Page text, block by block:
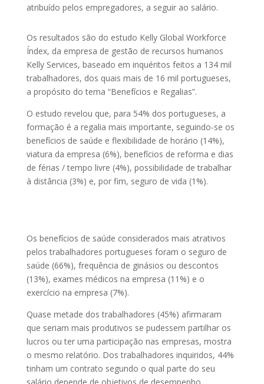
atribuído pelos empregadores, a seguir ao salário.
Os resultados são do estudo Kelly Global Workforce
Índex, da empresa de gestão de recursos humanos
Kelly Services, baseado em inquéritos feitos a 134 mil
trabalhadores, dos quais mais de 16 mil portugueses,
a propósito do tema “Benefícios e Regalias”.
O estudo revelou que, para 54% dos portugueses, a
formação é a regalia mais importante, seguindo-se os
benefícios de saúde e flexibilidade de horário (14%),
viatura da empresa (6%), benefícios de reforma e dias
de férias / tempo livre (4%), possibilidade de trabalhar
à distância (3%) e, por fim, seguro de vida (1%).
Os benefícios de saúde considerados mais atrativos
pelos trabalhadores portugueses foram o seguro de
saúde (66%), frequência de ginásios ou descontos
(13%), exames médicos na empresa (11%) e o
exercício na empresa (7%).
Quase metade dos trabalhadores (45%) afirmaram
que seriam mais produtivos se pudessem partilhar os
lucros ou ter uma participação nas empresas, mostra
o mesmo relatório. Dos trabalhadores inquiridos, 44%
tinham um contrato segundo o qual parte do seu